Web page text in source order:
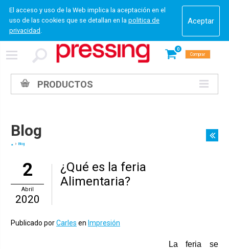
El acceso y uso de la Web implica la aceptación en el
uso de las cookies que se detallan en la politica de
privacidad .
0
Comprar
PRODUCTOS
Blog
Blog
2
Abril
2020
¿Qué es la feria
Alimentaria?
Publicado porCarles en Impresión
La feria se